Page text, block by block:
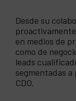
Desde su
en medios de
como de
leads
segmentadas a
CDO.